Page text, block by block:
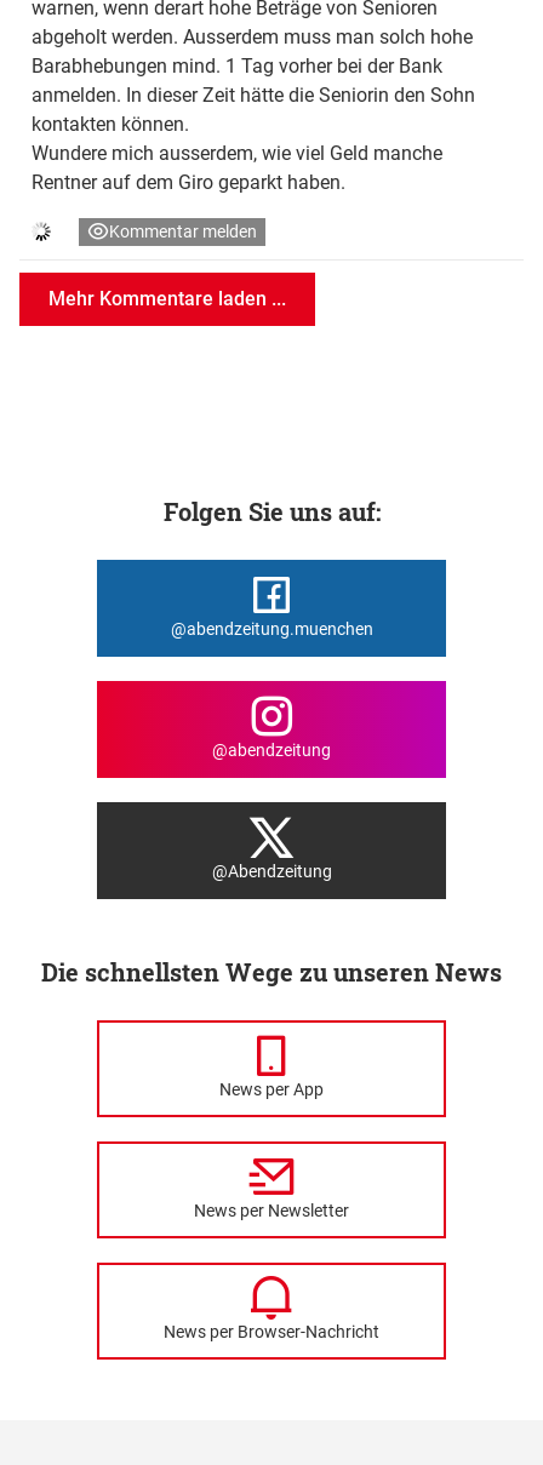
warnen, wenn derart hohe Beträge von Senioren
abgeholt werden. Ausserdem muss man solch hohe
Barabhebungen mind. 1 Tag vorher bei der Bank
anmelden. In dieser Zeit hätte die Seniorin den Sohn
kontakten können.
Wundere mich ausserdem, wie viel Geld manche
Rentner auf dem Giro geparkt haben.
Kommentar melden
Mehr Kommentare laden ...
Folgen Sie uns auf:
@abendzeitung.muenchen
@abendzeitung
@Abendzeitung
Die schnellsten Wege zu unseren News
News per App
News per Newsletter
News per Browser-Nachricht